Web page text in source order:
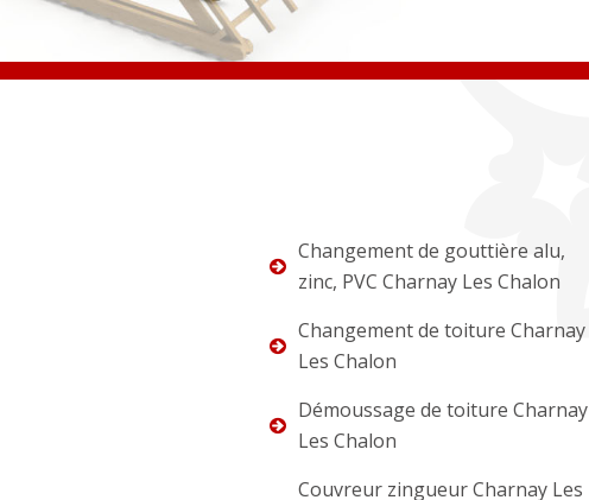
Changement de gouttière alu,
zinc, PVC Charnay Les Chalon
Changement de toiture Charnay
Les Chalon
Démoussage de toiture Charnay
Les Chalon
Couvreur zingueur Charnay Les